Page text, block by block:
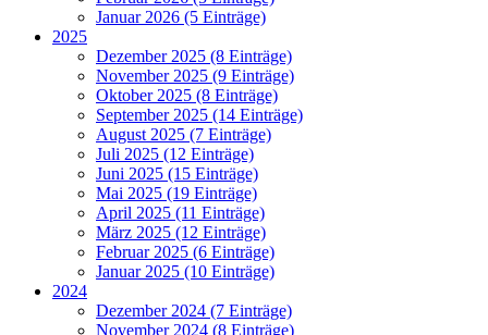
Januar 2026 (5 Einträge)
2025
Dezember 2025 (8 Einträge)
November 2025 (9 Einträge)
Oktober 2025 (8 Einträge)
September 2025 (14 Einträge)
August 2025 (7 Einträge)
Juli 2025 (12 Einträge)
Juni 2025 (15 Einträge)
Mai 2025 (19 Einträge)
April 2025 (11 Einträge)
März 2025 (12 Einträge)
Februar 2025 (6 Einträge)
Januar 2025 (10 Einträge)
2024
Dezember 2024 (7 Einträge)
November 2024 (8 Einträge)